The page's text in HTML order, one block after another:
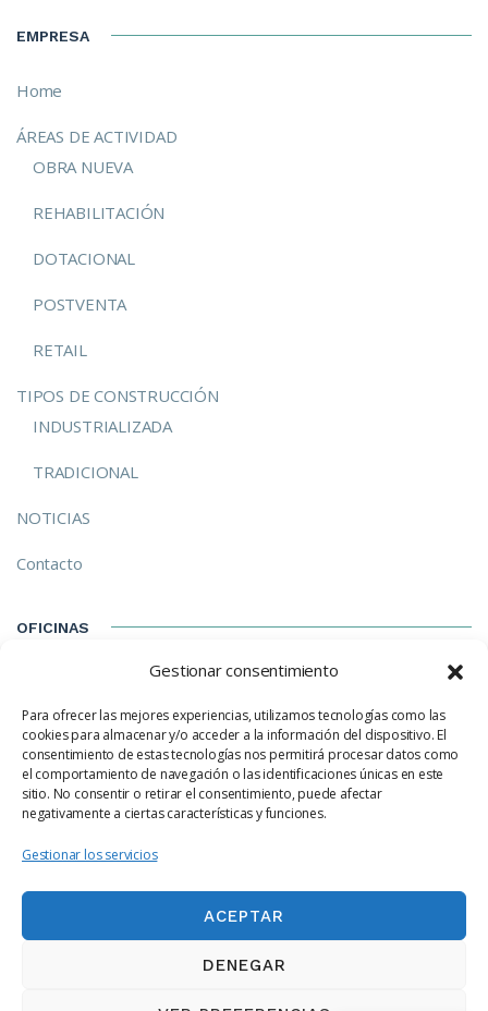
Gestionar consentimiento
Para ofrecer las mejores experiencias, utilizamos tecnologías como las
cookies para almacenar y/o acceder a la información del dispositivo. El
consentimiento de estas tecnologías nos permitirá procesar datos como
el comportamiento de navegación o las identificaciones únicas en este
sitio. No consentir o retirar el consentimiento, puede afectar
negativamente a ciertas características y funciones.
Gestionar los servicios
ACEPTAR
DENEGAR
EMPRESA
Home
ÁREAS DE ACTIVIDAD
OBRA NUEVA
REHABILITACIÓN
DOTACIONAL
POSTVENTA
RETAIL
TIPOS DE CONSTRUCCIÓN
INDUSTRIALIZADA
TRADICIONAL
NOTICIAS
Contacto
OFICINAS
C/ Izarra, 8-E Madrid (28023) Madrid
hola@ecotechhouse.com
(+34) 91 702 05 88